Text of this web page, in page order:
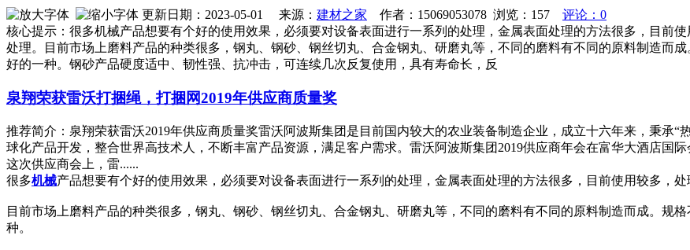
更新日期：2023-05-01 来源： 建材之家 作者：15069053078 浏览： 157
评论：0
核心提示：很多机械产品想要有个好的使用效果，必须要对设备表面进行一系列的处理，金属表面处理的方法很多，目前
处理。目前市场上磨料产品的种类很多，钢丸、钢砂、钢丝切丸、合金钢丸、研磨丸等，不同的磨料有不同的原料制造而
好的一种。钢砂产品硬度适中、韧性强、抗冲击，可连续几次反复使用，具有寿命长，反
泉翔荣获雷沃打捆绳，打捆网2019年供应商质量奖
推荐简介：泉翔荣获雷沃2019年供应商质量奖雷沃阿波斯集团是目前国内较大的农业装备制造企业，成立十六年来，秉承“
球化产品开发，整合世界高技术人，不断丰富产品资源，满足客户需求。雷沃阿波斯集团2019供应商年会在富华大酒店国
这次供应商会上，雷......
很多机械产品想要有个好的使用效果，必须要对设备表面进行一系列的处理，金属表面处理的方法很多，目前使用较多，
目前市场上磨料产品的种类很多，钢丸、钢砂、钢丝切丸、合金钢丸、研磨丸等，不同的磨料有不同的原料制造而成。规
种。